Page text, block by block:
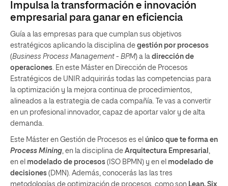
Impulsa la transformación e innovación
empresarial para ganar en eficiencia
Guía a las empresas para que cumplan sus objetivos
estratégicos aplicando la disciplina de gestión por procesos
(Business Process Management - BPM) a la dirección de
operaciones. En este Máster en Dirección de Procesos
Estratégicos de UNIR adquirirás todas las competencias para
la optimización y la mejora continua de procedimientos,
alineados a la estrategia de cada compañía. Te vas a convertir
en un profesional innovador, capaz de aportar valor y de alta
demanda.
Este Máster en Gestión de Procesos es el único que te forma en
Process Mining, en la disciplina de Arquitectura Empresarial ,
en el modelado de procesos (ISO BPMN) y en el modelado de
decisiones (DMN). Además, conocerás las las tres
metodologías de optimización de procesos, como son Lean, Six